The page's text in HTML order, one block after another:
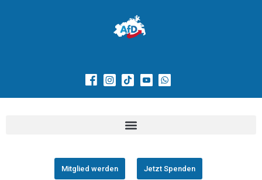
Mitglied werden Jetzt Spenden